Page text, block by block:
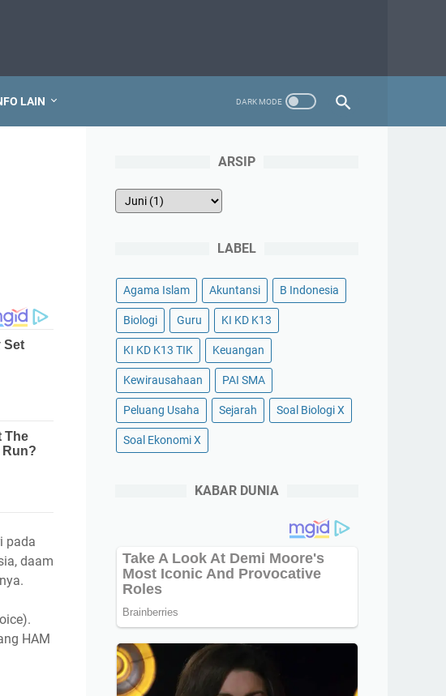
LAIN
pada
daam
HAM
ARSIP
LABEL
Agama Islam Akuntansi B Indonesia
Biologi Guru KI KD K13
KI KD K13 TIK Keuangan
Kewirausahaan PAI SMA
Peluang Usaha Sejarah Soal Biologi X
Soal Ekonomi X
KABAR DUNIA